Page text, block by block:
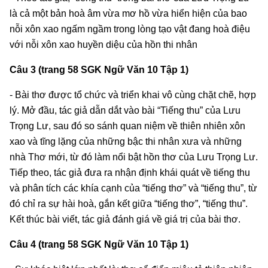
là cả một bản hoà âm vừa mơ hồ vừa hiển hiện của bao
nỗi xôn xao ngấm ngầm trong lòng tạo vật đang hoà điệu
với nỗi xôn xao huyền diệu của hồn thi nhân
Câu 3 (trang 58 SGK Ngữ Văn 10 Tập 1)
- Bài thơ được tổ chức và triển khai vô cùng chặt chẽ, hợp
lý. Mở đầu, tác giả dẫn dắt vào bài “Tiếng thu” của Lưu
Trọng Lư, sau đó so sánh quan niệm về thiên nhiên xôn
xao và tĩng lặng của những bậc thi nhân xưa và những
nhà Thơ mới, từ đó làm nổi bật hồn thơ của Lưu Trọng Lư.
Tiếp theo, tác giả đưa ra nhận định khái quát về tiếng thu
và phân tích các khía cạnh của “tiếng thơ” và “tiếng thu”, từ
đó chỉ ra sự hài hoà, gắn kết giữa “tiếng thơ”, “tiếng thu”.
Kết thúc bài viết, tác giả đánh giá về giá trị của bài thơ.
Câu 4 (trang 58 SGK Ngữ Văn 10 Tập 1)